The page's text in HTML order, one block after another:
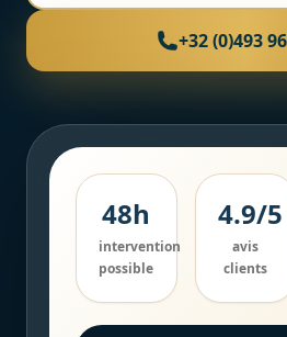
+32 (0)493
48h
intervention
possible
4.9/5
avis
clients